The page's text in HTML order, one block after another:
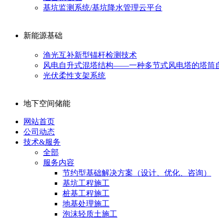
基坑监测系统/基坑降水管理云平台
新能源基础
渔光互补新型锚杆检测技术
风电自升式混塔结构——一种多节式风电塔的塔筒
光伏柔性支架系统
地下空间储能
网站首页
公司动态
技术&服务
全部
服务内容
节约型基础解决方案（设计、优化、咨询）
基坑工程施工
桩基工程施工
地基处理施工
泡沫轻质土施工